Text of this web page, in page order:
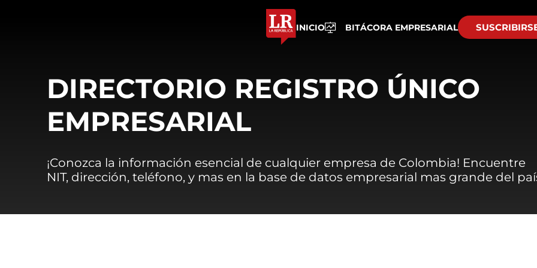
INICIO BITÁCORA EMPRESARIAL
DIRECTORIO REGISTRO ÚNICO
EMPRESARIAL
¡Conozca la información esencial de cualquier empresa de Colombia! Encuentre
NIT, dirección, teléfono, y mas en la base de datos empresarial mas grande del